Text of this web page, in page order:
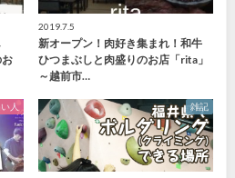
2019.7.5
新オープン！肉好き集まれ！和牛
ひつまぶしと肉盛りのお店「rita」
～越前市…
人 雑記